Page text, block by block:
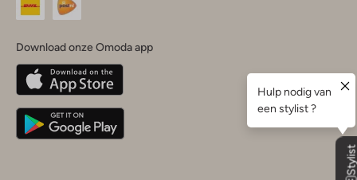
Nederland
Belgique(Français)
Deutschland
Download onze Omoda app